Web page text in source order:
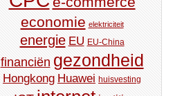
economie elektriciteit
energie EU EU-China
financiën gezondheid
Hongkong Huawei huisvesting